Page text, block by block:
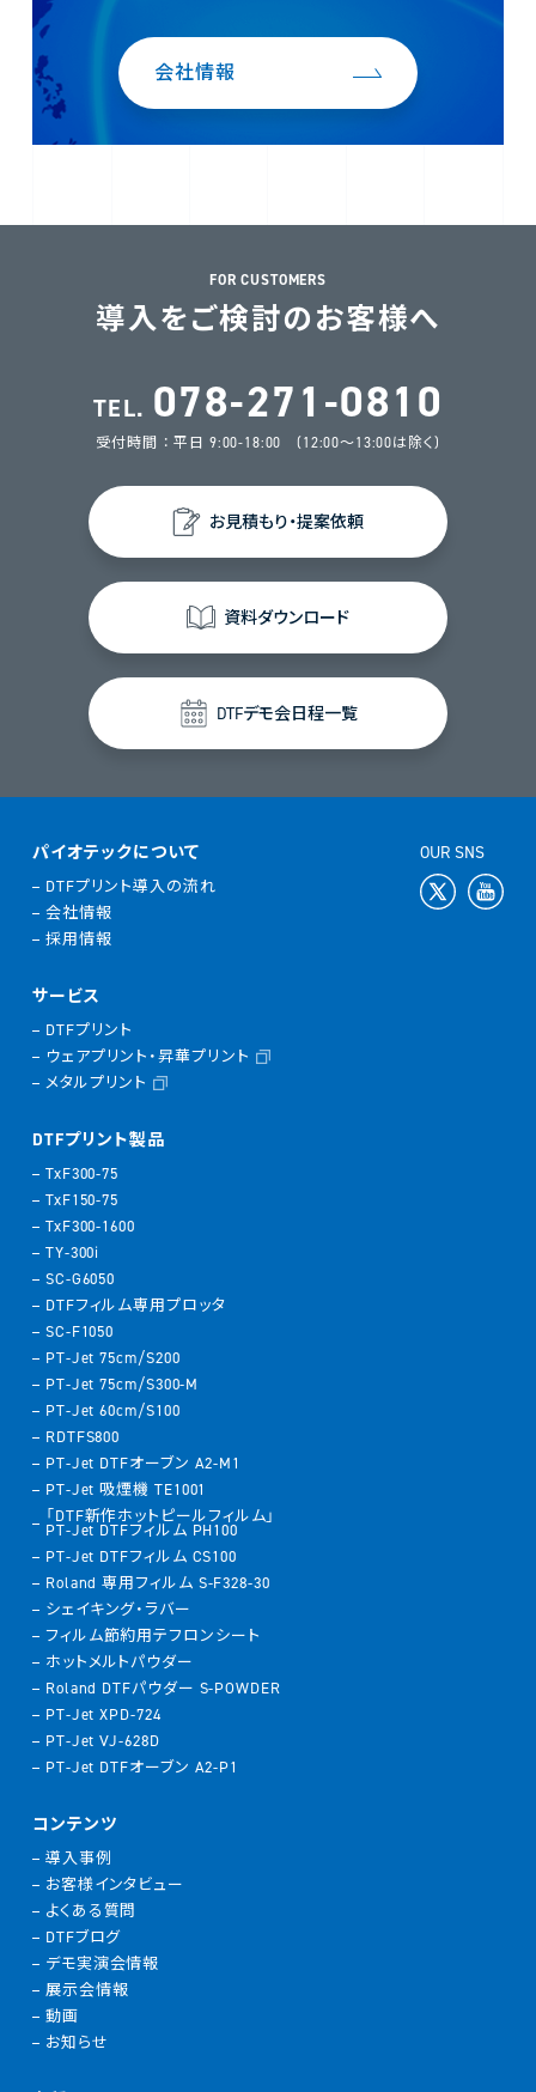
会社情報
FOR CUSTOMERS
導入をご検討のお客様へ
TEL. 078-271-0810
受付時間 ： 平日 9:00-18:00 (12:00～13:00は除く)
お見積もり・提案依頼
資料ダウンロード
DTFデモ会日程一覧
パイオテックについて
DTFプリント導入の流れ
会社情報
採用情報
サービス
DTFプリント
ウェアプリント・昇華プリント
メタルプリント
DTFプリント製品
TxF300-75
TxF150-75
TxF300-1600
TY-300i
SC-G6050
DTFフィルム専用プロッタ
SC-F1050
PT-Jet 75cm/S200
PT-Jet 75cm/S300-M
PT-Jet 60cm/S100
RDTFS800
PT-Jet DTFオーブン A2-M1
PT-Jet 吸煙機 TE1001
「DTF新作ホットピールフィルム」
PT-Jet DTFフィルム PH100
PT-Jet DTFフィルム CS100
Roland 専用フィルム S-F328-30
シェイキング・ラバー
フィルム節約用テフロンシート
ホットメルトパウダー
Roland DTFパウダー S-POWDER
PT-Jet XPD-724
PT-Jet VJ-628D
PT-Jet DTFオーブン A2-P1
コンテンツ
導入事例
お客様インタビュー
よくある質問
DTFブログ
デモ実演会情報
展示会情報
動画
お知らせ
OUR SNS